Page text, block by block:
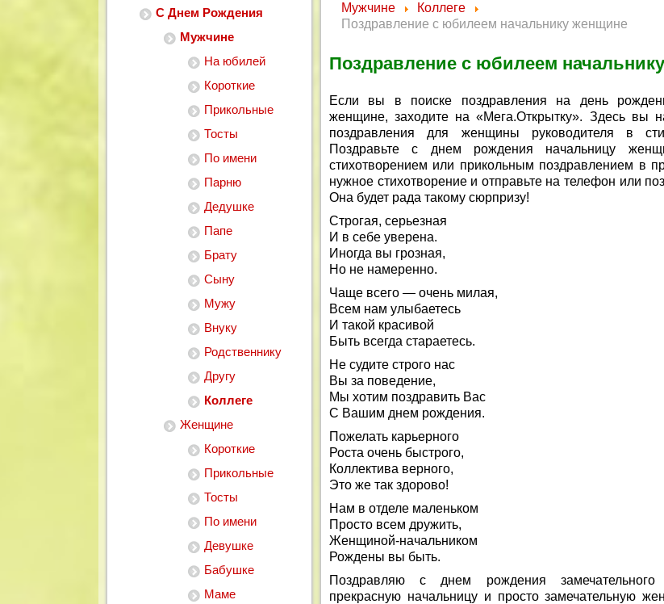
С Днем Рождения
Мужчине
На юбилей
Короткие
Прикольные
Тосты
По имени
Парню
Дедушке
Папе
Брату
Сыну
Мужу
Внуку
Родственнику
Другу
Коллеге
Женщине
Короткие
Прикольные
Тосты
По имени
Девушке
Бабушке
Маме
Мужчине
Коллеге
Поздравление с юбилеем начальнику женщине
Поздравление с юбилеем
Если вы в поиске поздравления на день
женщине, заходите на «Мега.Открытку». Здесь вы
поздравления для женщины руководителя в
Поздравьте с днем рождения начальницу
стихотворением или прикольным поздравлением в
нужное стихотворение и отправьте на телефон или
Она будет рада такому сюрпризу!
Строгая, серьезная
И в себе уверена.
Иногда вы грозная,
Но не намеренно.
Чаще всего — очень милая,
Всем нам улыбаетесь
И такой красивой
Быть всегда стараетесь.
Не судите строго нас
Вы за поведение,
Мы хотим поздравить Вас
С Вашим днем рождения.
Пожелать карьерного
Роста очень быстрого,
Коллектива верного,
Это же так здорово!
Нам в отделе маленьком
Просто всем дружить,
Женщиной-начальником
Рождены вы быть.
Поздравляю с днем рождения замечательного
прекрасную начальницу и просто замечательную